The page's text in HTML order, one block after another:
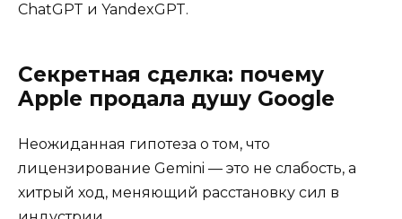
ChatGPT и YandexGPT.
Секретная сделка: почему
Apple продала душу Google
Неожиданная гипотеза о том, что
лицензирование Gemini — это не слабость, а
хитрый ход, меняющий расстановку сил в